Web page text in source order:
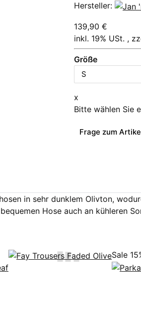
Hersteller:
139,90 €
inkl. 19% USt. ,
Größe
x
Bitte wählen Sie
Frage zum
in sehr dunklem Olivton,
Hose auch an kühleren
Sale